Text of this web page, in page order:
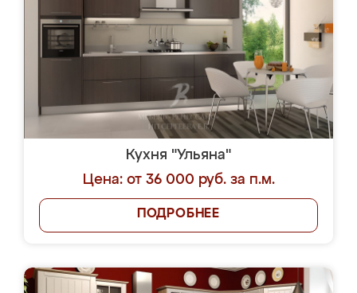
Кухня "Ульяна"
Цена: от 36 000 руб. за п.м.
ПОДРОБНЕЕ